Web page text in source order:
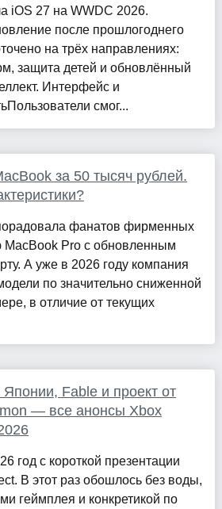
iOS 27 на WWDC 2026.
после прошлогоднего
на трёх направлениях:
защита детей и обновлённый
Интерфейс и
смог...
за 50 тысяч рублей.
фанатов фирменных
MacBook Pro с обновленным
А уже в 2026 году компания
по значительно сниженной
в отличие от текущих
Fable и проект от
— все анонсы Xbox
год с короткой презентации
В этот раз обошлось без воды,
геймплея и конкретикой по